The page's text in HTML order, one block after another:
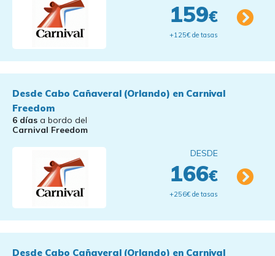
159€
+125€ de tasas
Desde Cabo Cañaveral (Orlando) en Carnival
Freedom
6 días a bordo del
Carnival Freedom
DESDE
166€
+256€ de tasas
Desde Cabo Cañaveral (Orlando) en Carnival